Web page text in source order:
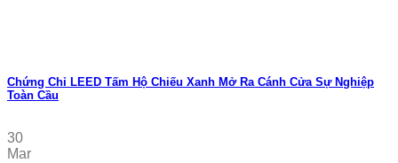
Chứng Chỉ LEED Tấm Hộ Chiếu Xanh Mở Ra Cánh Cửa Sự Nghiệp
Toàn Cầu
30
Mar